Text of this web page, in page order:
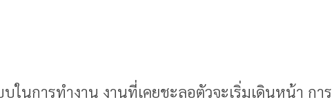
ในการทำงาน งานที่เคยชะลอตัวจะเริ่มเดินหน้า การ